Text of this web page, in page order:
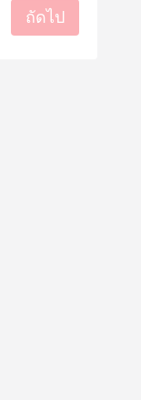
B***n
ถัดไป